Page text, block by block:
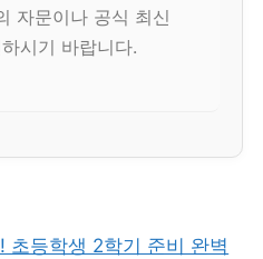
자문이나 공식 최신
시기 바랍니다.
초등학생 2학기 준비 완벽